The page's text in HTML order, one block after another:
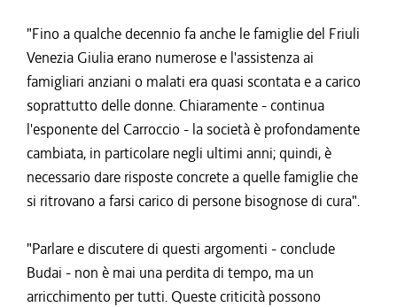
"Fino a qualche decennio fa anche le famiglie del Friuli
Venezia Giulia erano numerose e l'assistenza ai
famigliari anziani o malati era quasi scontata e a carico
soprattutto delle donne. Chiaramente - continua
l'esponente del Carroccio - la società è profondamente
cambiata, in particolare negli ultimi anni; quindi, è
necessario dare risposte concrete a quelle famiglie che
si ritrovano a farsi carico di persone bisognose di cura".
"Parlare e discutere di questi argomenti - conclude
Budai - non è mai una perdita di tempo, ma un
arricchimento per tutti. Queste criticità possono